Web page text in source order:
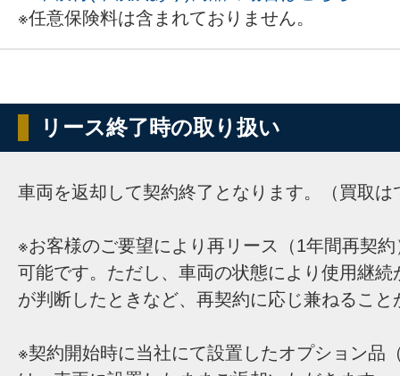
※任意保険料は含まれておりません。
リース終了時の取り扱い
車両を返却して契約終了となります。（買取は
※お客様のご要望により再リース（1年間再契
可能です。ただし、車両の状態により使用継続
が判断したときなど、再契約に応じ兼ねること
※契約開始時に当社にて設置したオプション品